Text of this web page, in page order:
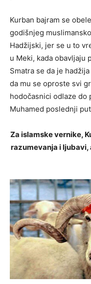
Kurban bajram se
godišnjeg
Hadžijski, jer se u to
u Meki, kada obavljaju
Smatra se da je
da mu se oproste svi
hodočasnici odlaze do
Muhamed poslednji
Za islamske vernike,
razumevanja i